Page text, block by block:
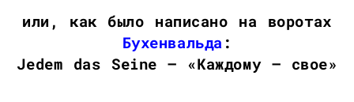
или, как было написано на воротах
Бухенвальда :
Jedem das Seine — «Каждому — свое»